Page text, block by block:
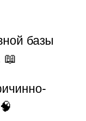
базы